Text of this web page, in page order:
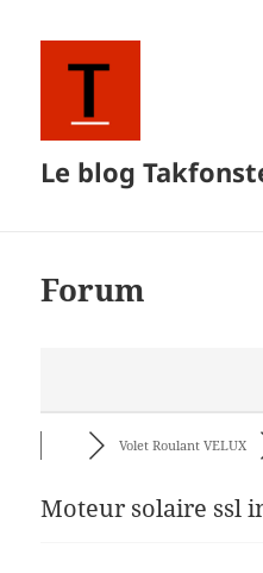
Le blog
Forum
Volet Roulant VELUX
Moteur solaire ssl